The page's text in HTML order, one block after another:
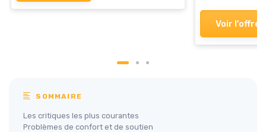
Voir l'offre
SOMMAIRE
Les critiques les plus courantes
Problèmes de confort et de soutien